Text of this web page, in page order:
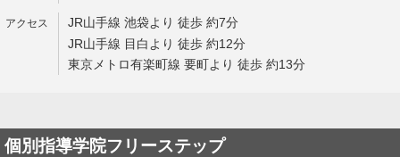
JR山手線 池袋より 徒歩 約7分
JR山手線 目白より 徒歩 約12分
東京メトロ有楽町線 要町より 徒歩 約13分
個別指導学院フリーステップ